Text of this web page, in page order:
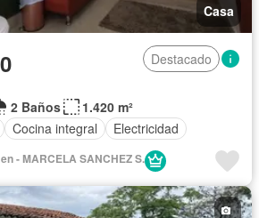
Casa
Destacado
2 Baños
1.420 m²
Cocina integral Electricidad
- MARCELA SANCHEZ S.